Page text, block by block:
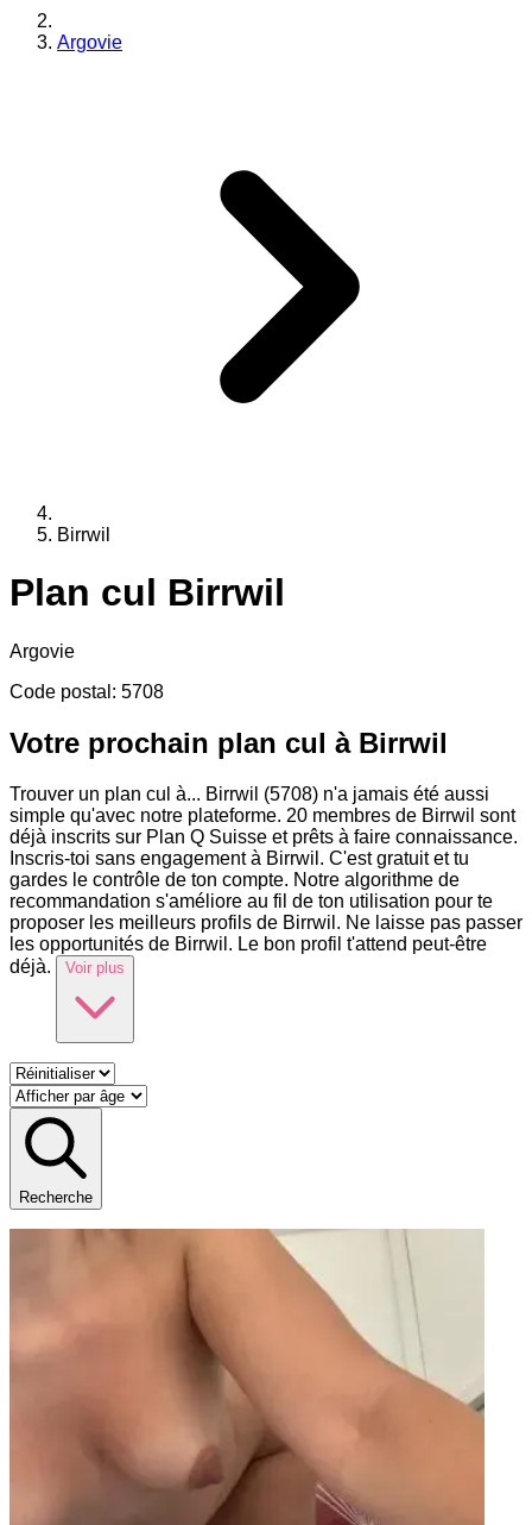
Argovie
Birrwil
Plan cul Birrwil
Argovie
Code postal : 5708
Votre prochain plan cul à Birrwil
Trouver un plan cul à... Birrwil (5708) n'a jamais été aussi
simple qu'avec notre plateforme. 20 membres de Birrwil sont
déjà inscrits sur Plan Q Suisse et prêts à faire connaissance.
Inscris-toi sans engagement à Birrwil. C'est gratuit et tu
gardes le contrôle de ton compte. Notre algorithme de
recommandation s'améliore au fil de ton utilisation pour te
proposer les meilleurs profils de Birrwil. Ne laisse pas passer
les opportunités de Birrwil. Le bon profil t'attend peut-être
déjà.
Voir plus
Recherche